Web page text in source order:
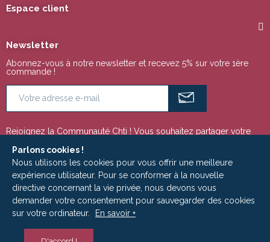
Parlons cookies !
Nous utilisons les cookies pour vous offrir une meilleure
expérience utilisateur. Pour se conformer à la nouvelle
directive concernant la vie privée, nous devons vous
demander votre consentement pour sauvegarder des cookies
sur votre ordinateur.
En savoir +
Espace client
Newsletter
Abonnez-vous à notre newsletter et recevez 5% sur votre 1ère
commande !
Rejoignez la Communauté Chti ! Vous souhaitez partager votre
suivre notre actualité ? Ces espaces sont faits pour vous !
Copyright © 2009 - 2025 | Le Ch'ti Marché est un site édité par la Société
ADLC MEDIA - RCS Roubaix-Tourcoing 533 949 798